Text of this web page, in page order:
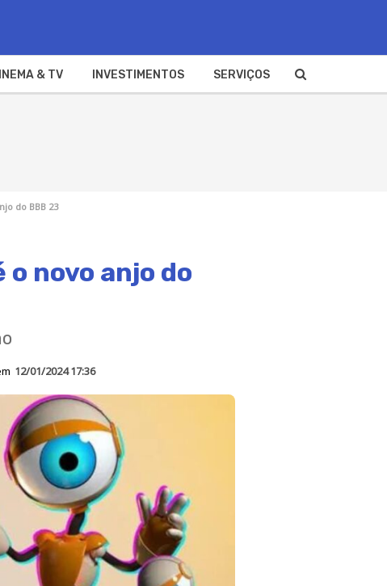
& TV INVESTIMENTOS SERVIÇOS
do BBB 23
o novo anjo do
12/01/2024 17:36